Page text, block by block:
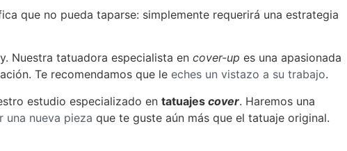
que no pueda taparse: simplemente requerirá una estrategia
Nuestra tatuadora especialista en cover-up es una apasionada
Te recomendamos que le eches un vistazo a su trabajo.
estudio especializado en tatuajes cover. Haremos una
una nueva pieza que te guste aún más que el tatuaje original.